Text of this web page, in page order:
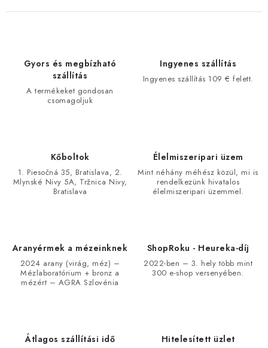
Gyors és megbízható
szállítás
A termékeket gondosan
csomagoljuk
Ingyenes szállítás
Ingyenes szállítás 109 € felett.
Kőboltok
1. Piesočná 35, Bratislava, 2.
Mlynské Nivy 5A, Tržnica Nivy,
Bratislava
Élelmiszeripari üzem
Mint néhány méhész közül, mi is
rendelkezünk hivatalos
élelmiszeripari üzemmel.
Aranyérmek a mézeinknek
2024 arany (virág, méz) –
Mézlaboratórium + bronz a
mézért – AGRA Szlovénia
ShopRoku - Heureka-díj
2022-ben – 3. hely több mint
300 e-shop versenyében.
Átlagos szállítási idő Hitelesített üzlet